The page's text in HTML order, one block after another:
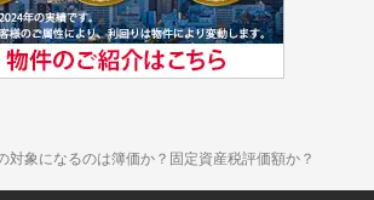
対象になるのは簿価か？固定資産税評価額か？